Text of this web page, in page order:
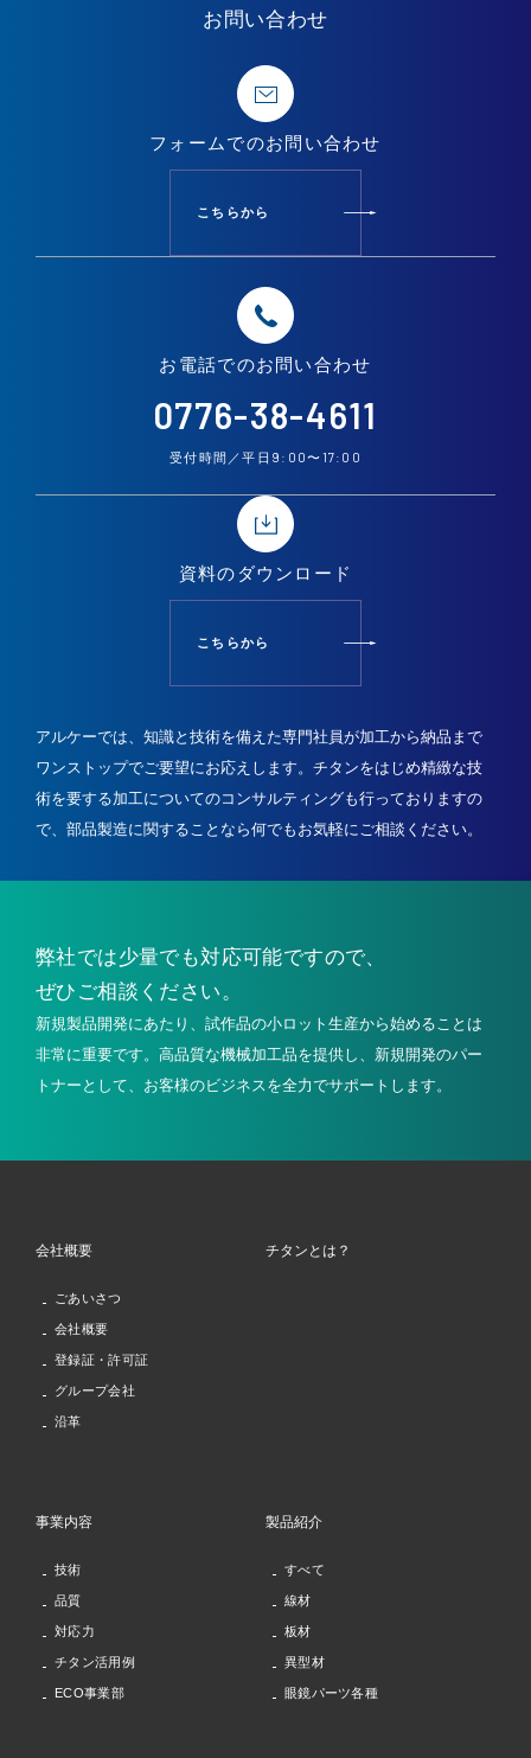
お問い合わせ
フォームでのお問い合わせ
こちらから
お電話でのお問い合わせ
0776-38-4611
受付時間／平日 9:00〜 17:00
資料の ダウンロード
こちらから
アルケーでは、知識と技術を備えた専門社員が加工から納品まで
ワンストップでご要望にお応えします。チタンをはじめ精緻な技
術を要する加工についてのコンサルティングも行っておりますの
で、部品製造に関することなら何でもお気軽にご相談ください。
弊社では少量でも対応可能ですので、
ぜひご相談ください。
新規製品開発にあたり、試作品の小ロット生産から始めることは
非常に重要です。高品質な機械加工品を提供し、新規開発のパー
トナーとして、お客様のビジネスを全力でサポートします。
会社概要
ごあいさつ
会社概要
登録証・許可証
グループ会社
沿革
チタンとは？
事業内容
技術
品質
対応力
チタン活用例
ECO事業部
製品紹介
すべて
線材
板材
異型材
眼鏡パーツ各種